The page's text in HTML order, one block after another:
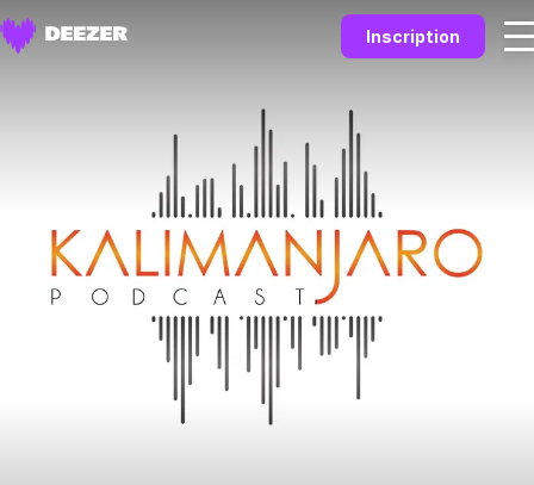
Inscription